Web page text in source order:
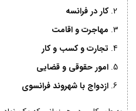
کار در فرانسه
مهاجرت و اقامت
تجارت و کسب و کار
امور حقوقی و قضایی
ازدواج با شهروند فرانسوی